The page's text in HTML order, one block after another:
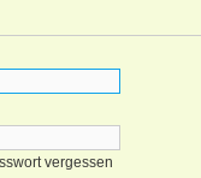
vergessen